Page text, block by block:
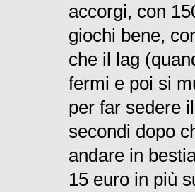
accorgi, con
giochi bene,
che il lag
fermi e poi si
per far sedere
secondi dopo
andare in
15 euro in più